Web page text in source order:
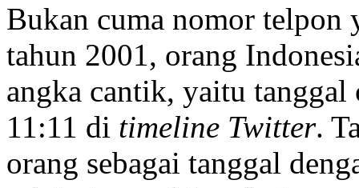
Bukan cuma nomor telpon
tahun 2001, orang
angka cantik, yaitu
11:11 di timeline Twitter.
orang sebagai tanggal